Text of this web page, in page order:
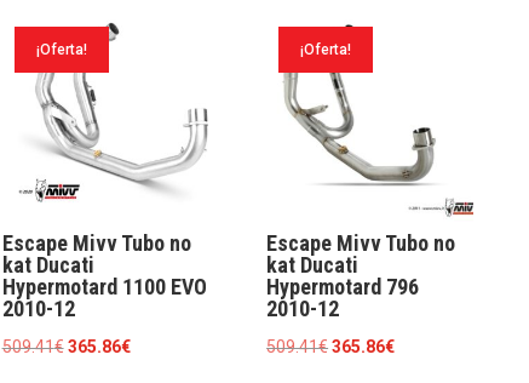
¡Oferta!
Escape Mivv Tubo no
kat Ducati
Hypermotard 1100 EVO
2010-12
509.41€ El
365.86€El
¡Oferta!
Escape Mivv Tubo no
kat Ducati
Hypermotard 796
2010-12
509.41€El
365.86€El